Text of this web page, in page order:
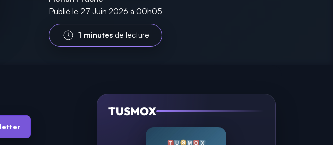
Publié le 27 Juin 2026 à 00h05
1 minutesde lecture
TUSMOX